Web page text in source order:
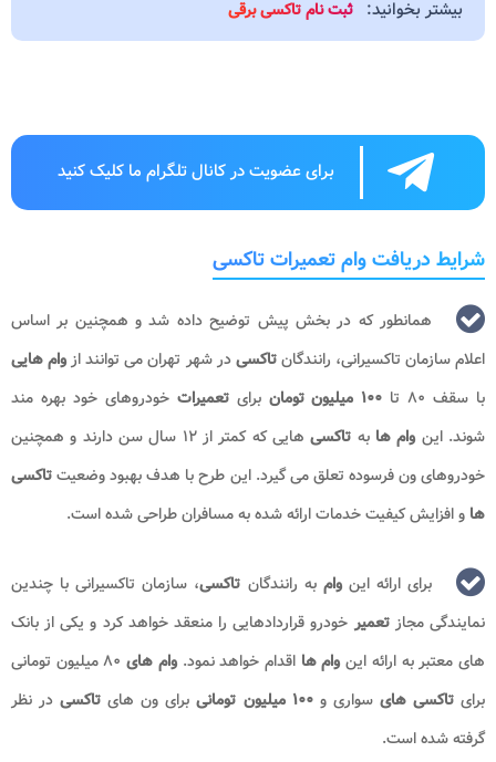
بیشتر بخوانید: ثبت نام تاکسی برقی
برای عضویت در کانال تلگرام ما کلیک کنید
شرایط دریافت وام تعمیرات تاکسی
همانطور که در بخش پیش توضیح داده شد و همچنین بر اساس
اعلام سازمان تاکسیرانی، رانندگانتاکسیدر شهر تهران می توانند ازوام هایی
با سقف ۸۰ تا
۱۰۰ میلیون تومان برایتعمیراتخودروهای خود بهره مند
شوند. این وام ها به تاکسی
هایی که کمتر از ۱۲ سال سن دارند و همچنین
خودروهای ون فرسوده تعلق می گیرد. این طرح با هدف بهبود وضعیتتاکسی
ها و افزایش کیفیت خدمات ارائه شده به مسافران طراحی شده است.
برای ارائه اینوامبه رانندگان تاکسی، سازمان تاکسیرانی با چندین
نمایندگی مجازتعمیر خودرو قراردادهایی را منعقد خواهد کرد و یکی از بانک
های معتبر به ارائه اینوام ها اقدام خواهد نمود.وام های
۸۰ میلیون تومانی
برایتاکسی های سواری و۱۰۰ میلیون تومانی برای ون های تاکسی در نظر
گرفته شده است.